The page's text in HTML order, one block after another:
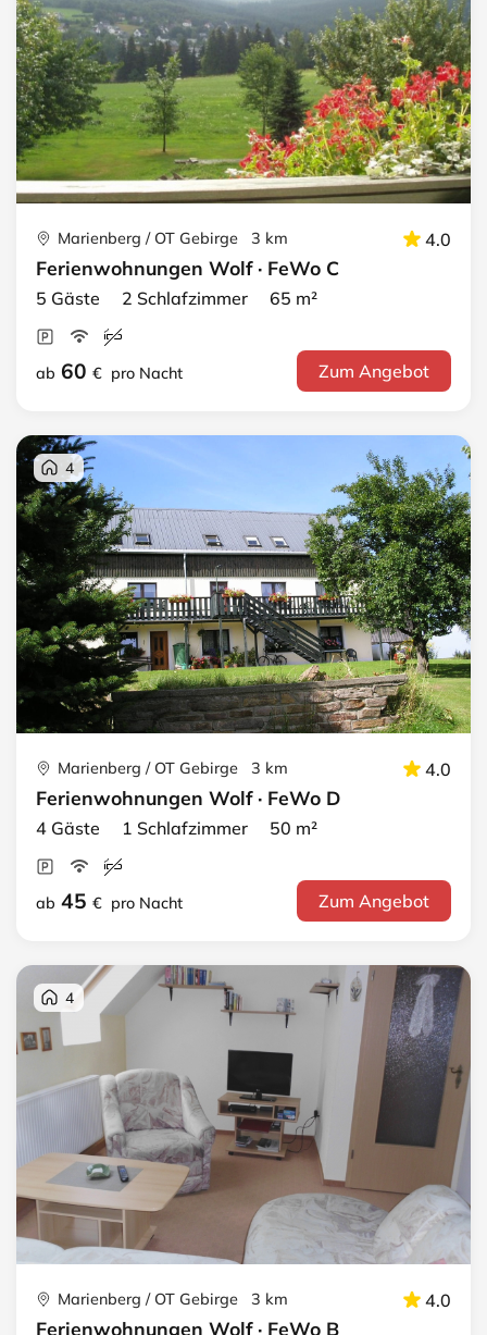
Marienberg / OT Gebirge 3 km 4.0
Ferienwohnungen Wolf · FeWo C
5 Gäste 2 Schlafzimmer 65 m²
ab 60 € pro Nacht Zum Angebot
4
Marienberg / OT Gebirge 3 km 4.0
Ferienwohnungen Wolf · FeWo D
4 Gäste 1 Schlafzimmer 50 m²
ab 45 € pro Nacht Zum Angebot
4
Marienberg / OT Gebirge 3 km 4.0
Ferienwohnungen Wolf · FeWo B